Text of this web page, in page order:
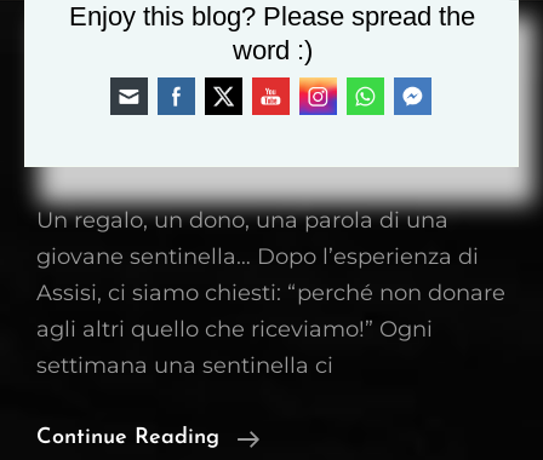
… dite: “Padre”
Un regalo, un dono, una parola di una
giovane sentinella… Dopo l’esperienza di
Assisi, ci siamo chiesti: “perché non donare
agli altri quello che riceviamo!” Ogni
settimana una sentinella ci
Continue Reading
…
Enjoy this blog? Please spread the
word :)